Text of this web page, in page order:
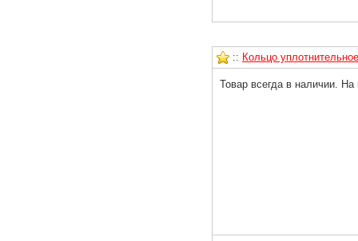
:: Кольцо
Товар всегда в наличии.